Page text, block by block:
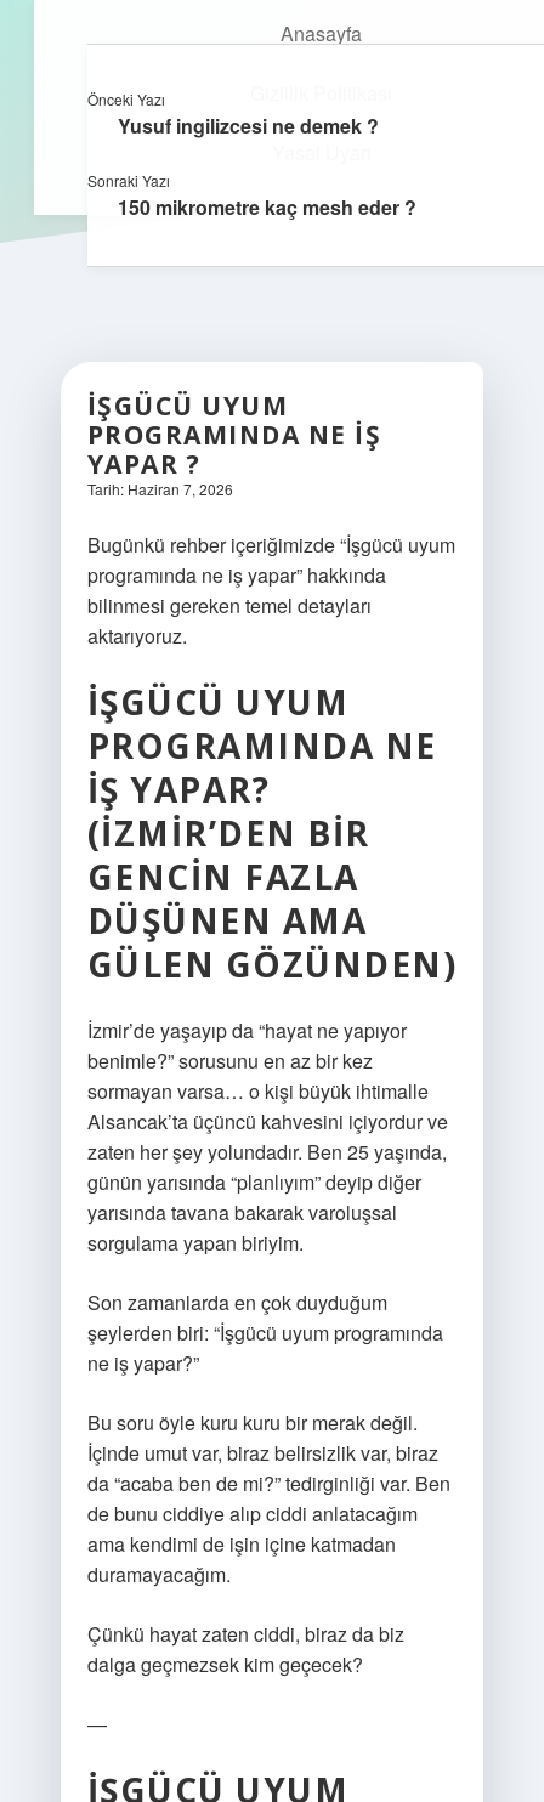
Anasayfa
aç
kefa.com.tr
İŞGÜCÜ UYUM
PROGRAMINDA NE IŞ
YAPAR ?
Tarih: Haziran 7, 2026
Bugünkü rehber içeriğimizde “İşgücü uyum
programında ne iş yapar” hakkında
bilinmesi gereken temel detayları
aktarıyoruz.
İŞGÜCÜ UYUM
PROGRAMINDA NE
İŞ YAPAR?
(İZMIR’DEN BIR
GENCIN FAZLA
DÜŞÜNEN AMA
GÜLEN GÖZÜNDEN)
İzmir’de yaşayıp da “hayat ne yapıyor
benimle?” sorusunu en az bir kez
sormayan varsa… o kişi büyük ihtimalle
Alsancak’ta üçüncü kahvesini içiyordur ve
zaten her şey yolundadır. Ben 25 yaşında,
günün yarısında “planlıyım” deyip diğer
yarısında tavana bakarak varoluşsal
sorgulama yapan biriyim.
Son zamanlarda en çok duyduğum
şeylerden biri: “İşgücü uyum programında
ne iş yapar?”
Bu soru öyle kuru kuru bir merak değil.
İçinde umut var, biraz belirsizlik var, biraz
da “acaba ben de mi?” tedirginliği var. Ben
de bunu ciddiye alıp ciddi anlatacağım
ama kendimi de işin içine katmadan
duramayacağım.
Çünkü hayat zaten ciddi, biraz da biz
dalga geçmezsek kim geçecek?
—
İŞGÜCÜ UYUM
Önceki Yazı
Yusuf ingilizcesi ne demek ?
Sonraki Yazı
150 mikrometre kaç mesh eder ?